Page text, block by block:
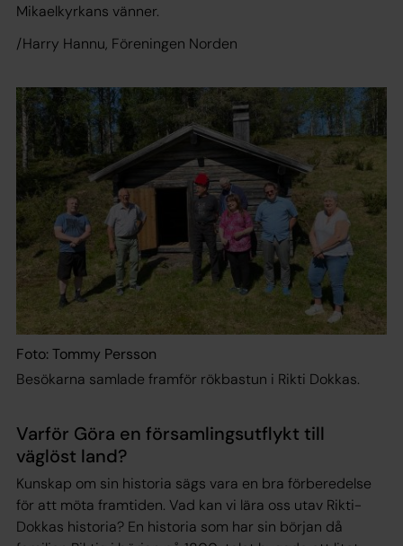
Mikaelkyrkans vänner.
/Harry Hannu, Föreningen Norden
Foto: Tommy Persson
Besökarna samlade framför rökbastun i Rikti Dokkas.
Varför Göra en församlingsutflykt till
väglöst land?
Kunskap om sin historia sägs vara en bra förberedelse
för att möta framtiden. Vad kan vi lära oss utav Rikti-
Dokkas historia? En historia som har sin början då